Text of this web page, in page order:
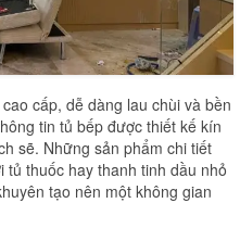
cấp, dễ dàng lau chùi và bền
tin tủ bếp được thiết kế kín
sẽ. Những sản phẩm chi tiết
thuốc hay thanh tinh dầu nhỏ
tạo nên một không gian